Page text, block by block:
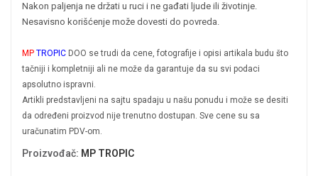
Nakon paljenja ne držati u ruci i ne gađati ljude ili životinje.
Nesavisno korišćenje može dovesti do povreda.
MP TROPIC DOO se trudi da cene, fotografije i opisi artikala budu što
tačniji i kompletniji ali ne može da garantuje da su svi podaci
apsolutno ispravni.
Artikli predstavljeni na sajtu spadaju u našu ponudu i može se desiti
da određeni proizvod nije trenutno dostupan. Sve cene su sa
uračunatim PDV-om.
Proizvođač: MP TROPIC